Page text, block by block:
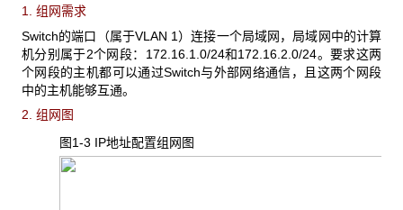
1. 组网需求
Switch的端口（属于VLAN 1）连接一个局域网，局域网中的计算
机分别属于2个网段：172.16.1.0/24和172.16.2.0/24。要求这两
个网段的主机都可以通过Switch与外部网络通信，且这两个网段
中的主机能够互通。
2. 组网图
图1-3 IP地址配置组网图